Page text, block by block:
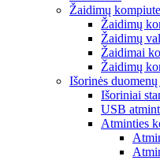
Žaidimų
Žaidimų
Žaidimų
Žaidimai
Žaidimų
Išorinės
Išoriniai
USB
Atminties